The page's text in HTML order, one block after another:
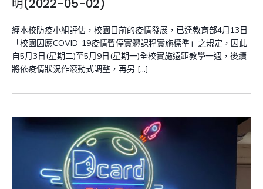
明(2022-05-02)
經本校防疫小組評估，校園目前的疫情發展，已達教育部4月13日
「校園因應COVID-19疫情暫停實體課程實施標準」之規定，因此
自5月3日(星期二)至5月9日(星期一)全校實施遠距教學一週，後續
將依疫情狀況作滾動式調整，再另 […]